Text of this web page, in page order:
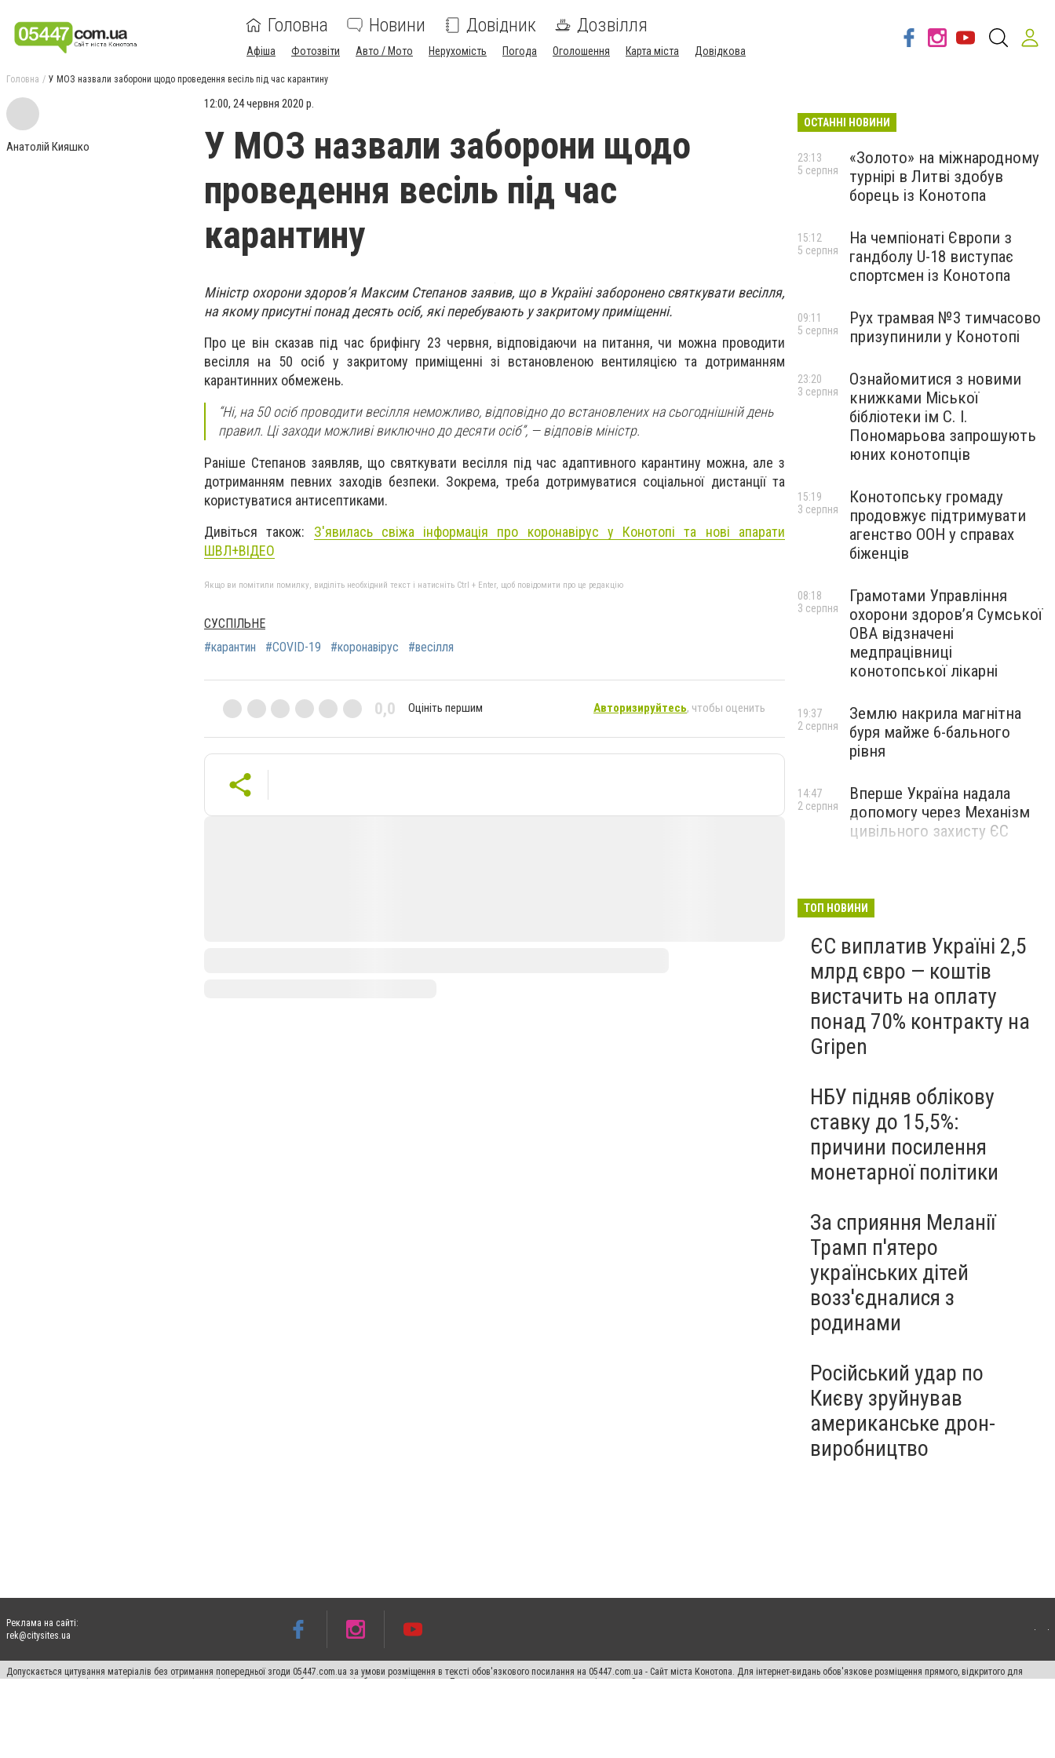
Головна Новини Довідник Дозвілля
Афіша Фотозвіти Авто / Мото Нерухомість Погода Оголошення Карта міста Довідкова
Головна У МОЗ назвали заборони щодо проведення весіль під час карантину
Анатолій Кияшко
12:00, 24 червня 2020 р.
У МОЗ назвали заборони щодо
проведення весіль під час
карантину
Міністр охорони здоров’я Максим Степанов заявив, що в Україні заборонено святкувати весілля,
на якому присутні понад десять осіб, які перебувають у закритому приміщенні.
Про це він сказав під час брифінгу 23 червня, відповідаючи на питання, чи можна проводити
весілля на 50 осіб у закритому приміщенні зі встановленою вентиляцією та дотриманням
карантинних обмежень.
“Ні, на 50 осіб проводити весілля неможливо, відповідно до встановлених на сьогоднішній день
правил. Ці заходи можливі виключно до десяти осіб”, — відповів міністр.
Раніше Степанов заявляв, що святкувати весілля під час адаптивного карантину можна, але з
дотриманням певних заходів безпеки. Зокрема, треба дотримуватися соціальної дистанції та
користуватися антисептиками.
Дивіться також: З'явилась свіжа інформація про коронавірус у Конотопі та нові апарати
ШВЛ+ВІДЕО
Якщо ви помітили помилку, виділіть необхідний текст і натисніть Ctrl + Enter, щоб повідомити про це редакцію
СУСПІЛЬНЕ
#карантин
#COVID-19 #коронавірус #весілля
0,0 Оцініть першим Авторизируйтесь, чтобы оценить
ОСТАННІ НОВИНИ
«Золото» на міжнародному
турнірі в Литві здобув
борець із Конотопа
23:13
5 серпня
На чемпіонаті Європи з
гандболу U-18 виступає
спортсмен із Конотопа
15:12
5 серпня
Рух трамвая №3 тимчасово
призупинили у Конотопі
09:11
5 серпня
Ознайомитися з новими
книжками Міської
бібліотеки ім С. І.
Пономарьова запрошують
юних конотопців
23:20
3 серпня
Конотопську громаду
продовжує підтримувати
агенство ООН у справах
біженців
15:19
3 серпня
Грамотами Управління
охорони здоров’я Сумської
ОВА відзначені
медпрацівниці
конотопської лікарні
08:18
3 серпня
Землю накрила магнітна
буря майже 6-бального
рівня
19:37
2 серпня
Вперше Україна надала
допомогу через Механізм
цивільного захисту ЄС
14:47
2 серпня
ТОП НОВИНИ
ЄС виплатив Україні 2,5
млрд євро — коштів
вистачить на оплату
понад 70% контракту на
Gripen
НБУ підняв облікову
ставку до 15,5%:
причини посилення
монетарної політики
За сприяння Меланії
Трамп п'ятеро
українських дітей
возз'єдналися з
родинами
Російський удар по
Києву зруйнував
американське дрон-
виробництво
Реклама на сайті:
rek@citysites.ua
Допускається цитування матеріалів без отримання попередньої згоди 05447.com.ua за умови розміщення в тексті обов'язкового посилання на 05447.com.ua - Сайт міста Конотопа. Для інтернет-видань обов'язкове розміщення прямого, відкритого для
пошукових систем гіперпосилання на цитовані статті не нижче другого абзацу в тексті або в якості джерела. Порушення виняткових прав переслідується Законом.